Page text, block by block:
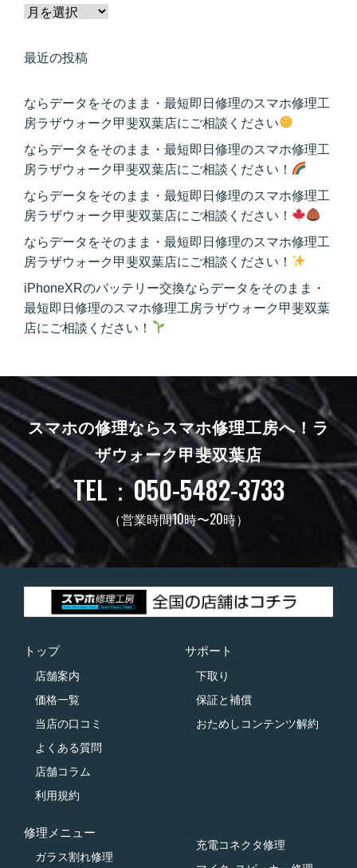
最近の投稿
ならデータをそのまま・最短即日修理のスマホ修理工
房ラザウォーク甲斐双葉店にご相談ください
ならデータをそのまま・最短即日修理のスマホ修理工
房ラザウォーク甲斐双葉店にご相談ください！
ならデータをそのまま・最短即日修理のスマホ修理工
房ラザウォーク甲斐双葉店にご相談ください！
ならデータをそのまま・最短即日修理のスマホ修理工
房ラザウォーク甲斐双葉店にご相談ください！
iPhoneXRのバッテリー交換ならデータをそのまま・
最短即日修理のスマホ修理工房ラザウォーク甲斐双葉
店にご相談ください！
スマホの修理ならスマホ修理工房へ！ ラ
ザウォーク甲斐双葉店
TEL：050-5482-3733
（営業時間10時〜20時）
トップ
店舗案内
価格一覧
当店の口コミ
よくある質問
店舗コラム
利用規約
サポート
下取り
保証と補償
おためしコンテンツ解約
修理メニュー
ガラス割れ修理
充電コネクタ修理